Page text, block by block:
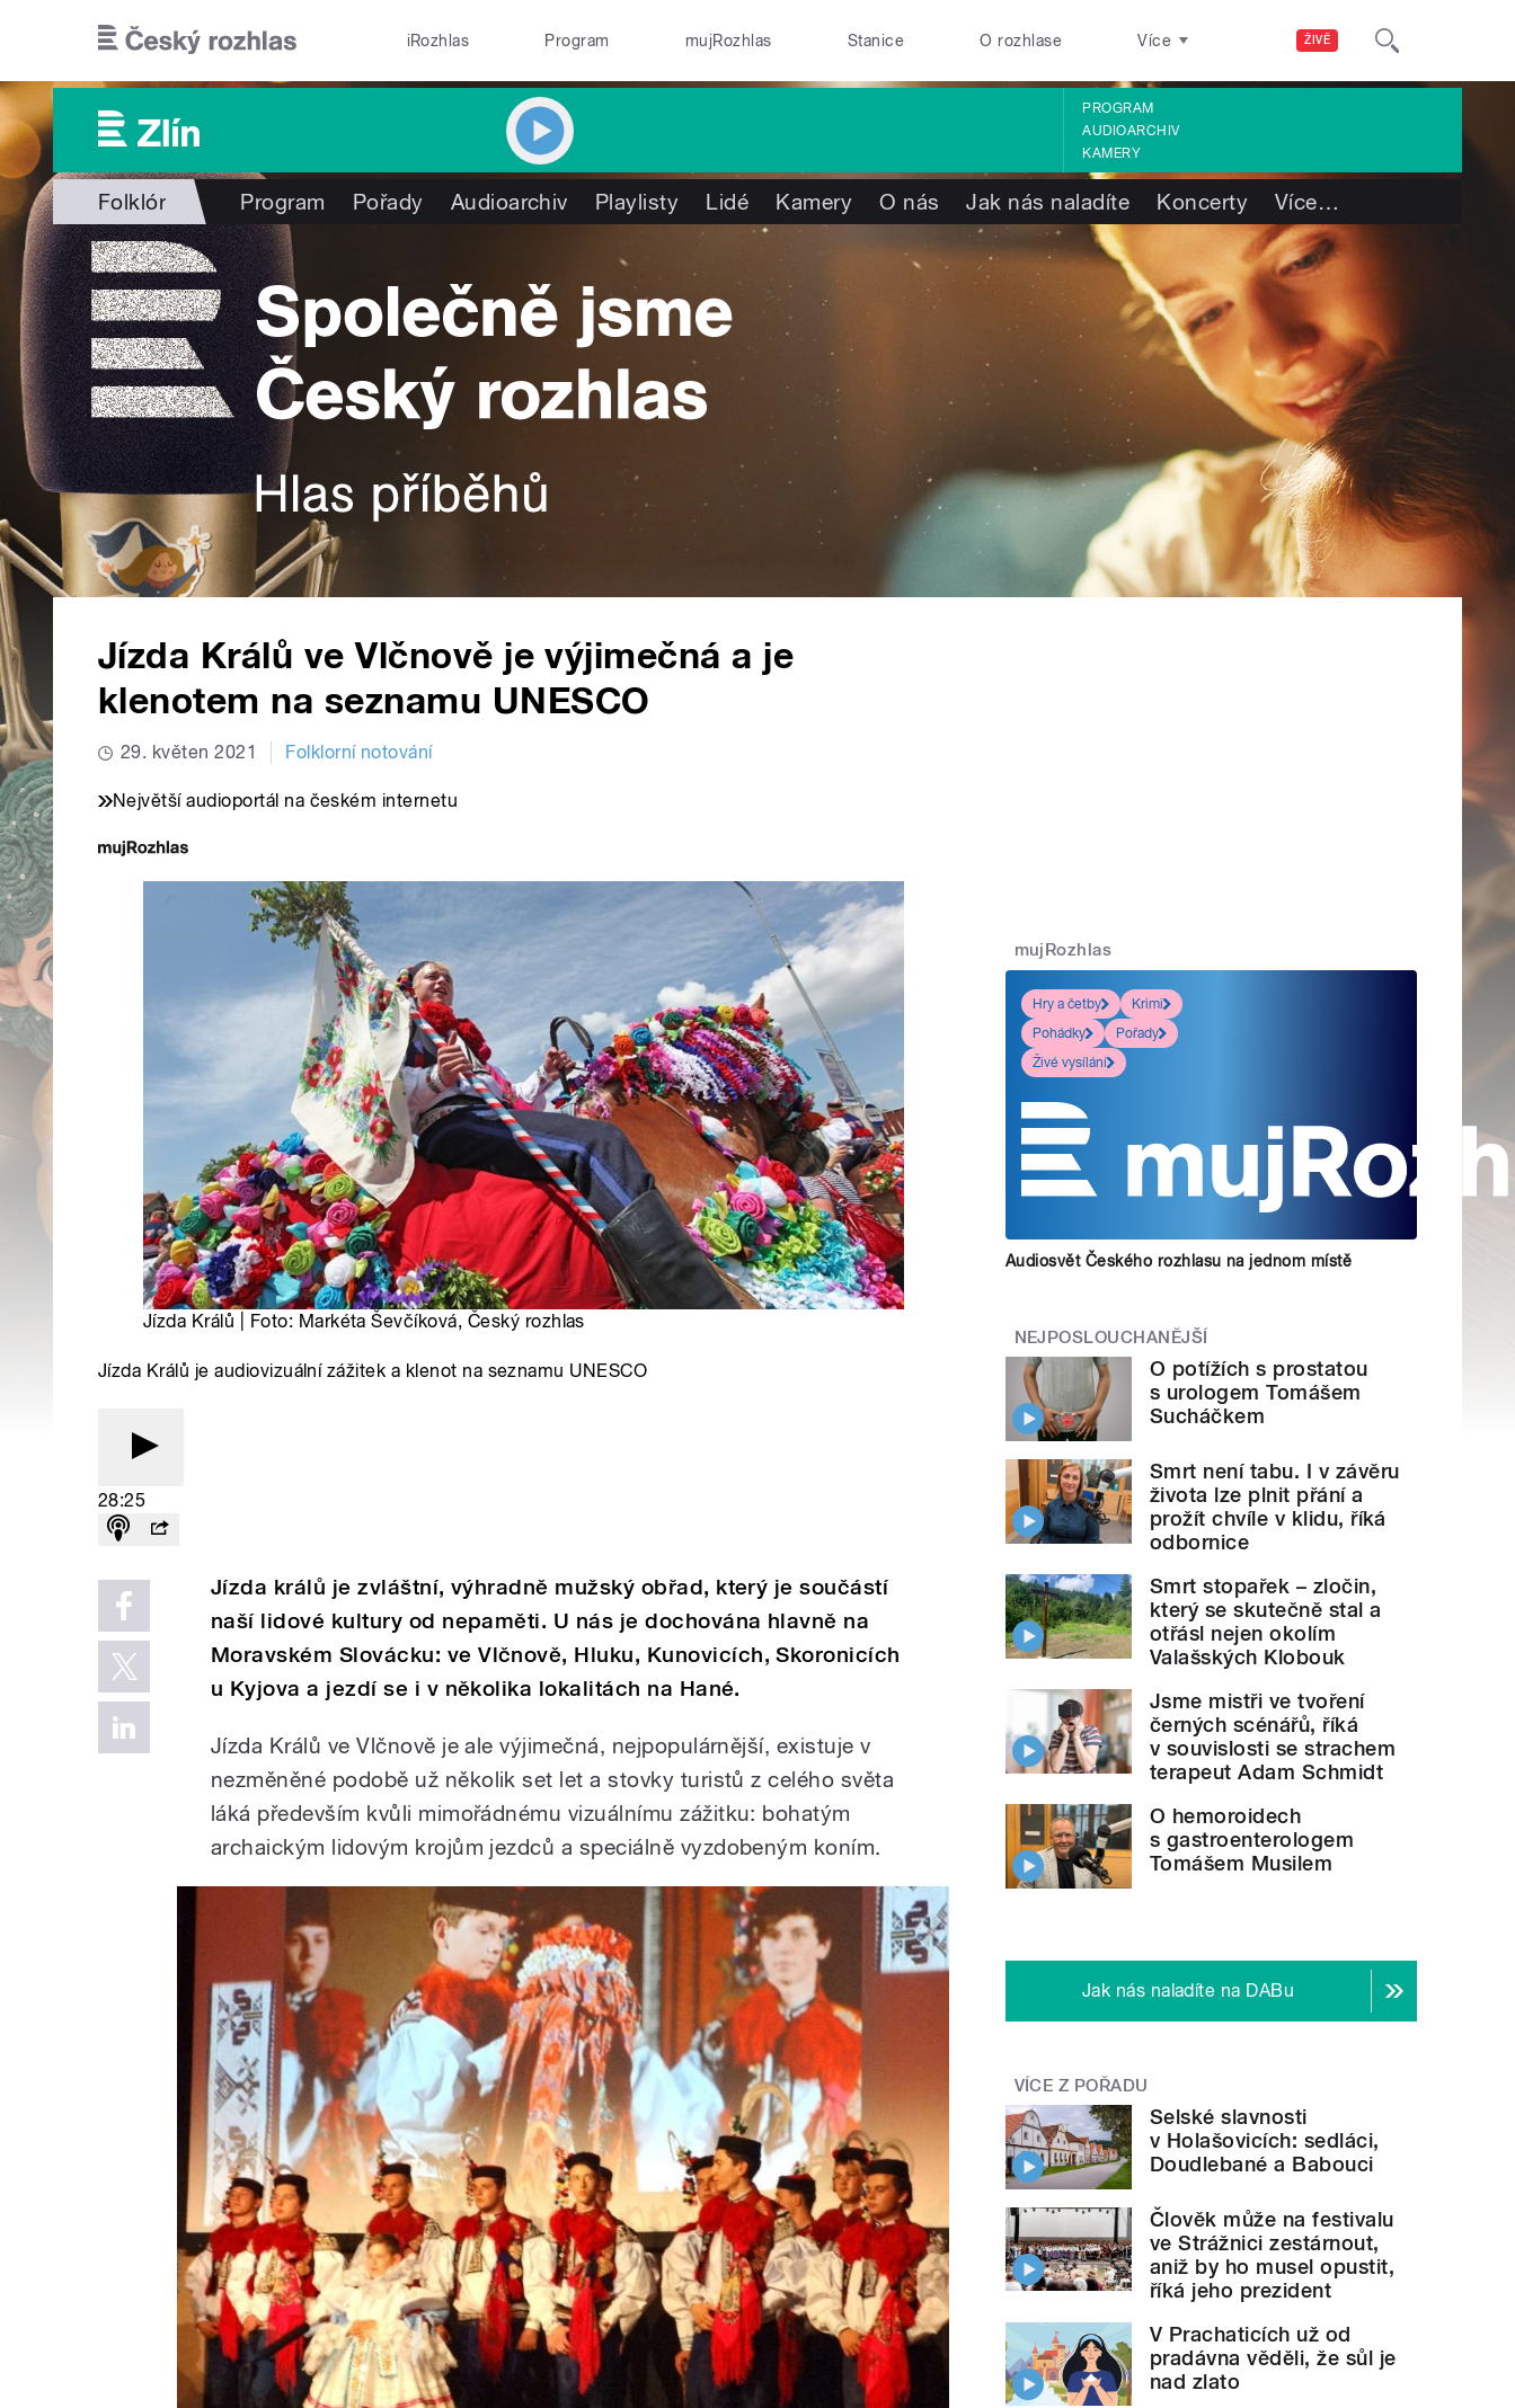
ŽIVĚ
iRozhlas Program mujRozhlas Stanice O rozhlase Více
PROGRAM
AUDIOARCHIV
KAMERY
Folklór Program Pořady Audioarchiv Playlisty Lidé Kamery O nás Jak nás naladíte Koncerty Více…
Jízda Králů ve Vlčnově je výjimečná a je
klenotem na seznamu UNESCO
29. květen 2021 Folklorní notování
Největší audioportál na českém internetu
Jízda Králů | Foto: Markéta Ševčíková, Český rozhlas
Jízda Králů je audiovizuální zážitek a klenot na seznamu UNESCO
28:25
Jízda králů je zvláštní, výhradně mužský obřad, který je součástí
naší lidové kultury od nepaměti. U nás je dochována hlavně na
Moravském Slovácku: ve Vlčnově, Hluku, Kunovicích, Skoronicích
u Kyjova a jezdí se i v několika lokalitách na Hané.
Jízda Králů ve Vlčnově je ale výjimečná, nejpopulárnější, existuje v
nezměněné podobě už několik set let a stovky turistů z celého světa
láká především kvůli mimořádnému vizuálnímu zážitku: bohatým
archaickým lidovým krojům jezdců a speciálně vyzdobeným koním.
mujRozhlas
Hry a četby
Krimi
Pohádky
Pořady
Živé vysílání
Audiosvět Českého rozhlasu na jednom místě
NEJPOSLOUCHANĚJŠÍ
O potížích s prostatou
s urologem Tomášem
Sucháčkem
Smrt není tabu. I v závěru
života lze plnit přání a
prožít chvíle v klidu, říká
odbornice
Smrt stopařek – zločin,
který se skutečně stal a
otřásl nejen okolím
Valašských Klobouk
Jsme mistři ve tvoření
černých scénářů, říká
v souvislosti se strachem
terapeut Adam Schmidt
O hemoroidech
s gastroenterologem
Tomášem Musilem
Jak nás naladíte na DABu
VÍCE Z POŘADU
Selské slavnosti
v Holašovicích: sedláci,
Doudlebané a Babouci
Člověk může na festivalu
ve Strážnici zestárnout,
aniž by ho musel opustit,
říká jeho prezident
V Prachaticích už od
pradávna věděli, že sůl je
nad zlato